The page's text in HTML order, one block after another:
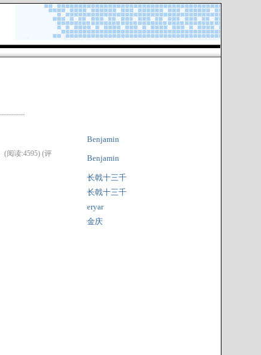
Benjamin
(阅读:4595) (评
Benjamin
长戟十三千
长戟十三千
eryar
金庆